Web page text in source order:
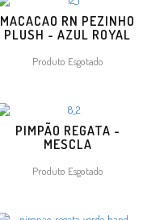
MACACAO RN PEZINHO
PLUSH - AZUL ROYAL
Produto Esgotado
PIMPÃO REGATA -
MESCLA
Produto Esgotado